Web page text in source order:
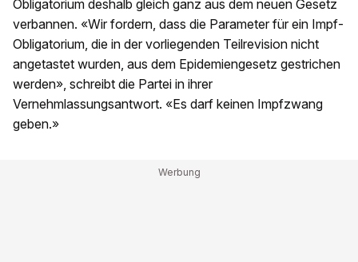
Obligatorium deshalb gleich ganz aus dem neuen Gesetz
verbannen. «Wir fordern, dass die Parameter für ein Impf-
Obligatorium, die in der vorliegenden Teilrevision nicht
angetastet wurden, aus dem Epidemiengesetz gestrichen
werden», schreibt die Partei in ihrer
Vernehmlassungsantwort. «Es darf keinen Impfzwang
geben.»